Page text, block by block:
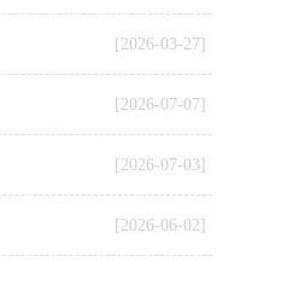
[2026-03-27]
[2026-07-07]
[2026-07-03]
[2026-06-02]